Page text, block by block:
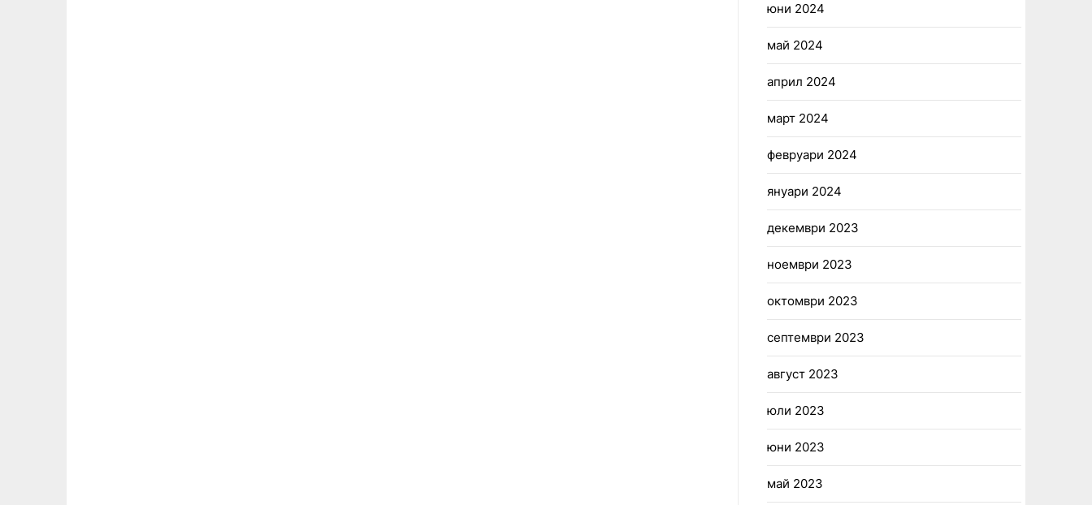
юни 2024
май 2024
април 2024
март 2024
февруари 2024
януари 2024
декември 2023
ноември 2023
октомври 2023
септември 2023
август 2023
юли 2023
юни 2023
май 2023